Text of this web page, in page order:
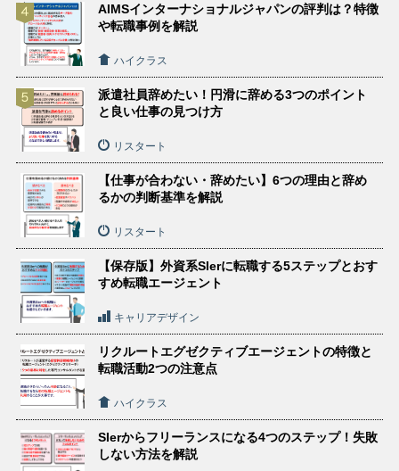
AIMSインターナショナルジャパンの評判は？特徴
や転職事例を解説
ハイクラス
派遣社員辞めたい！円滑に辞める3つのポイント
と良い仕事の見つけ方
リスタート
【仕事が合わない・辞めたい】6つの理由と辞め
るかの判断基準を解説
リスタート
【保存版】外資系SIerに転職する5ステップとおす
すめ転職エージェント
キャリアデザイン
リクルートエグゼクティブエージェントの特徴と
転職活動2つの注意点
ハイクラス
SIerからフリーランスになる4つのステップ！失敗
しない方法を解説